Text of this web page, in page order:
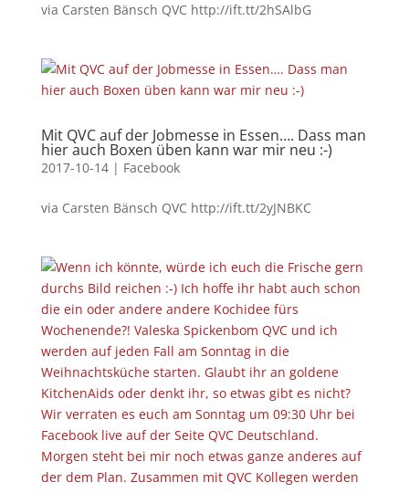
via Carsten Bänsch QVC http://ift.tt/2hSAlbG
Mit QVC auf der Jobmesse in Essen…. Dass man
hier auch Boxen üben kann war mir neu :-)
2017-10-14| Facebook
via Carsten Bänsch QVC http://ift.tt/2yJNBKC